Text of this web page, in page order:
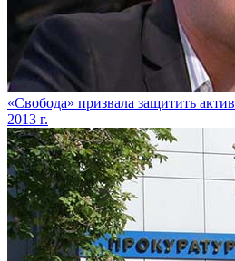
«Свобода» призвала защитить
2013 г.